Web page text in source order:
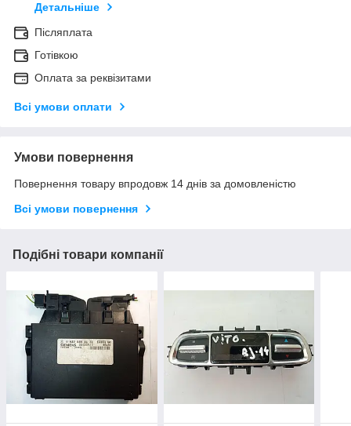
Детальніше
Післяплата
Готівкою
Оплата за реквізитами
Всі умови оплати
Умови повернення
Повернення товару впродовж 14 днів за домовленістю
Всі умови повернення
Подібні товари компанії